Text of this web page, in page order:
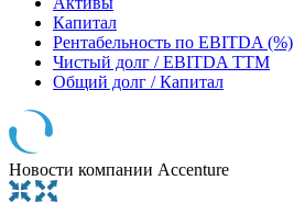
Капитал
Рентабельность по EBITDA (%)
Чистый долг / EBITDA TTM
Общий долг / Капитал
Новости компании Accenture